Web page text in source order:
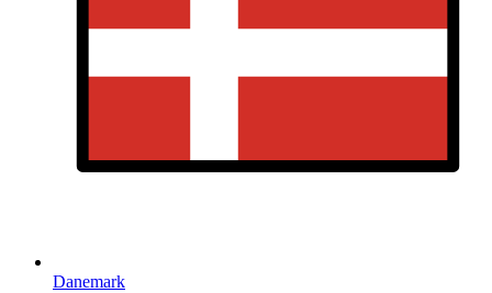
Danemark